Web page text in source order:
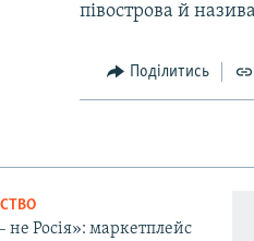
півострова й
Поділитись
не Росія»: маркетплейс